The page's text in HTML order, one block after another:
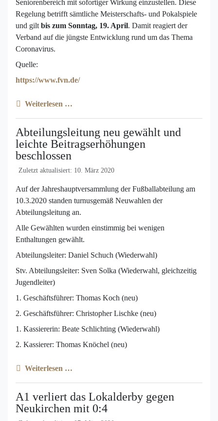
Seniorenbereich mit sofortiger Wirkung einzustellen. Diese
Regelung betrifft sämtliche Meisterschafts- und Pokalspiele
und gilt bis zum Sonntag, 19. April. Damit reagiert der
Verband auf die jüngste Entwicklung rund um das Thema
Coronavirus.
Quelle:
https://www.fvn.de/
Weiterlesen …
Abteilungsleitung neu gewählt und
leichte Beitragserhöhungen
beschlossen
Zuletzt aktualisiert: 10. März 2020
Auf der Jahreshauptversammlung der Fußballabteilung am
10.3.2020 standen turnusgemäß Neuwahlen der
Abteilungsleitung an.
Alle Gewählten wurden einstimmig bei wenigen
Enthaltungen gewählt.
Abteilungsleiter: Daniel Schuch (Wiederwahl)
Stv. Abteilungsleiter: Sven Solka (Wiederwahl, gleichzeitig
Jugendleiter)
1. Geschäftsführer: Thomas Koch (neu)
2. Geschäftsführer: Christopher Lischke (neu)
1. Kassiererin: Beate Schlichting (Wiederwahl)
2. Kassierer: Thomas Knöchel (neu)
Weiterlesen …
A1 verliert das Lokalderby gegen
Neukirchen mit 0:4